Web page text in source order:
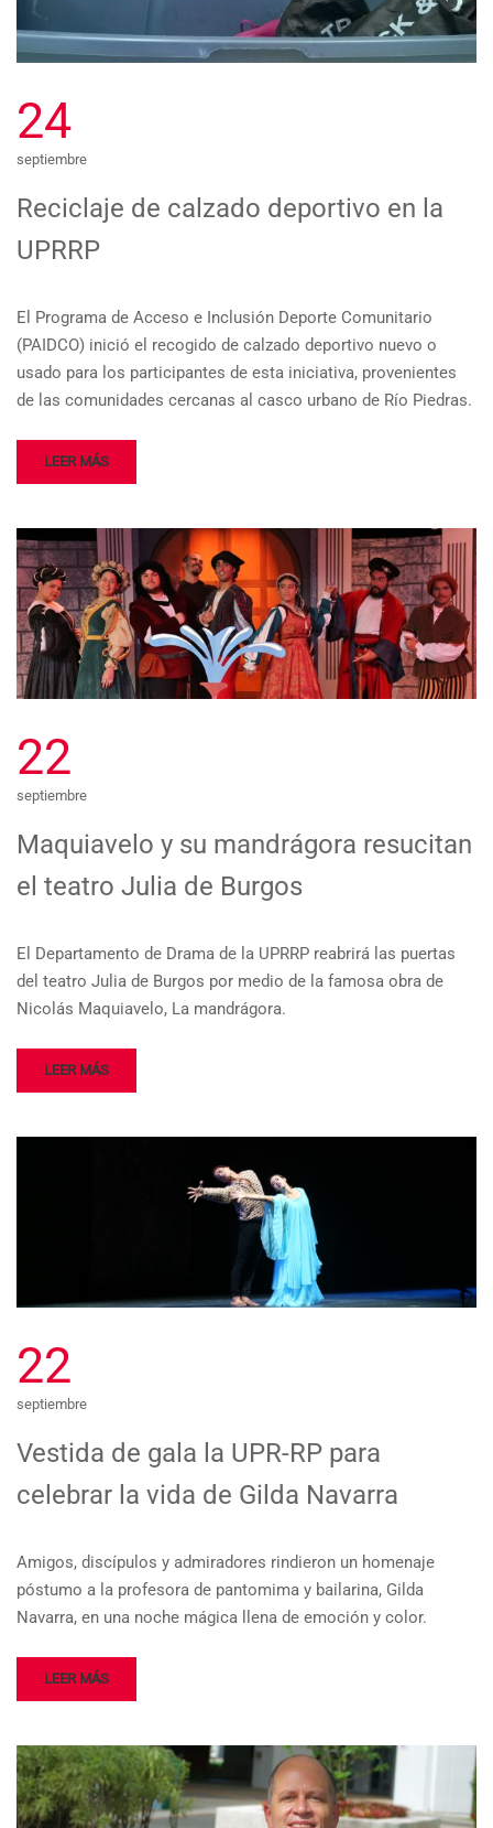
24
septiembre
Reciclaje de calzado deportivo en la
UPR­RP
El Programa de Acceso e Inclusión Deporte Comunitario
(PAIDCO) inició el recogido de calzado deportivo nuevo o
usado para los participantes de esta iniciativa, provenientes
de las comunidades cercanas al casco urbano de Río Piedras.
LEER MÁS
22
septiembre
Maquiavelo y su mandrágora resucitan
el teatro Julia de Burgos
El Departamento de Drama de la UPR­RP reabrirá las puertas
del teatro Julia de Burgos por medio de la famosa obra de
Nicolás Maquiavelo, La mandrágora.
LEER MÁS
22
septiembre
Vestida de gala la UPR-RP para
celebrar la vida de Gilda Navarra
Amigos, discípulos y admiradores rindieron un homenaje
póstumo a la profesora de pantomima y bailarina, Gilda
Navarra, en una noche mágica llena de emoción y color.
LEER MÁS